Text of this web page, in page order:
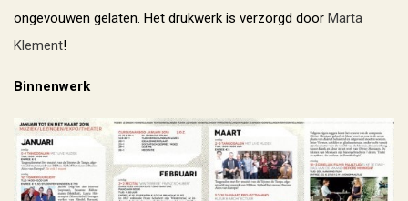
ongevouwen gelaten. Het drukwerk is verzorgd door Marta
Klement!
Binnenwerk